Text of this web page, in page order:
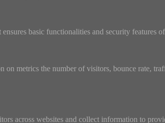
basic functionalities and security features
metrics the number of visitors, bounce rate,
across websites and collect information to